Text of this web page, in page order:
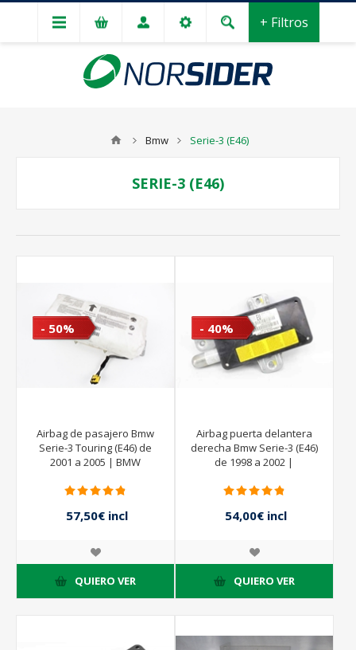
+ Filtros
Bmw Serie-3 (E46)
SERIE-3 (E46)
- 50%
Airbag de pasajero Bmw
Serie-3 Touring (E46) de
2001 a 2005 | BMW
57,50€ incl
impuestos
QUIERO VER
- 40%
Airbag puerta delantera
derecha Bmw Serie-3 (E46)
de 1998 a 2002 |
54,00€ incl
impuestos
QUIERO VER